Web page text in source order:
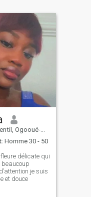
Maritime, Gabon
Homme 30 - 50
délicate qui
beaucoup
je suis
et douce